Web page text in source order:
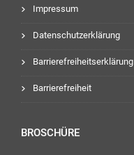
Impressum
Datenschutzerklärung
Barrierefreiheitserklärung
Barrierefreiheit
BROSCHÜRE